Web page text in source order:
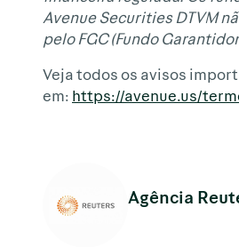
Avenue Securities DTVM
pelo FGC (Fundo
Veja todos os avisos
em: https://avenue.us/
Agência